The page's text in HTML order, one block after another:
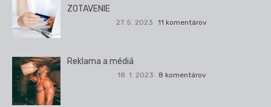
ZOTAVENIE
27. 5. 2023 11 komentárov
Reklama a médiá
18. 1. 2023 8 komentárov